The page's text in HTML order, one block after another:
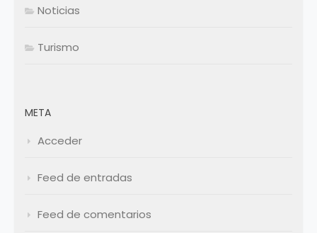
Noticias
Turismo
META
Acceder
Feed de entradas
Feed de comentarios